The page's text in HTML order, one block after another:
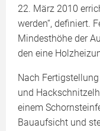
22. März 2010
werden“, definiert.
Mindesthöhe der
den eine
Nach
und
einem
Bauaufsicht und